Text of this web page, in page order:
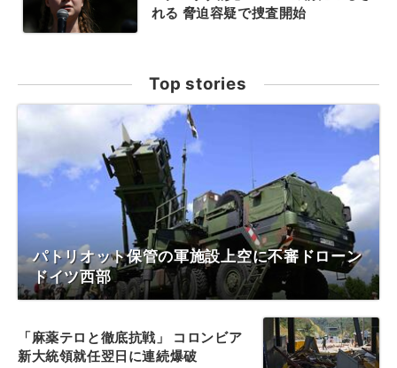
れる 脅迫容疑で捜査開始
Top stories
パトリオット保管の軍施設上空に不審ドローン
ドイツ西部
「麻薬テロと徹底抗戦」 コロンビア
新大統領就任翌日に連続爆破